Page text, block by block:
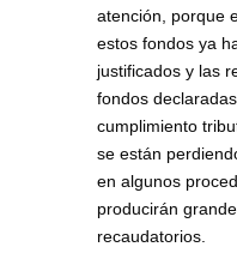
atención, porque
estos fondos ya
justificados y las
fondos
cumplimiento
se están
en algunos
producirán
recaudatorios.